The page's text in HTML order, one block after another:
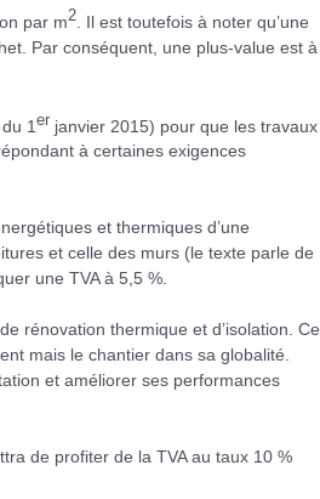
par m2 . Il est toutefois à noter qu’une
Par conséquent, une plus-value est à
1 er janvier 2015) pour que les travaux
à certaines exigences
et thermiques d’une
et celle des murs (le texte parle de
une TVA à 5,5 %.
rénovation thermique et d’isolation. Ce
mais le chantier dans sa globalité.
et améliorer ses performances
de profiter de la TVA au taux 10 %